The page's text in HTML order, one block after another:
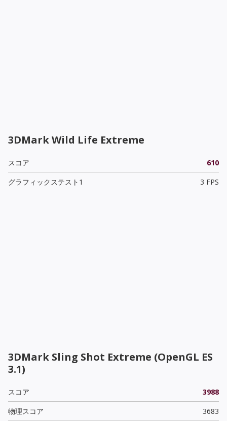
3DMark Wild Life Extreme
スコア
610
グラフィックステスト1
3 FPS
3DMark Sling Shot Extreme (OpenGL ES
3.1)
スコア
3988
物理スコア
3683